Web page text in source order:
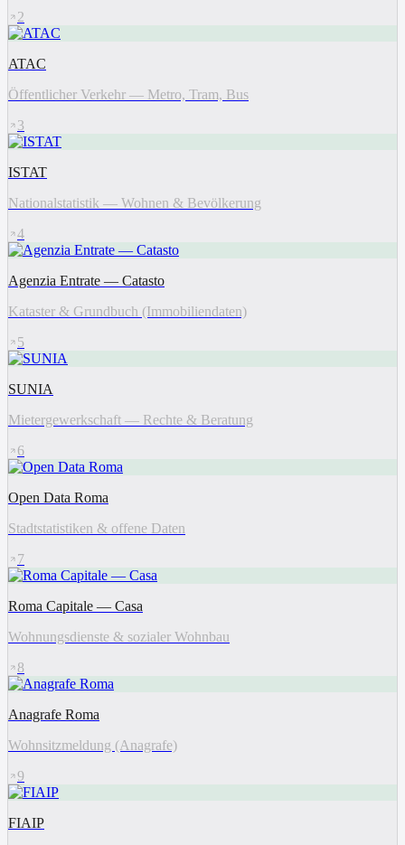
2
ATAC
Öffentlicher Verkehr — Metro, Tram, Bus
3
ISTAT
Nationalstatistik — Wohnen & Bevölkerung
4
Agenzia Entrate — Catasto
Kataster & Grundbuch (Immobiliendaten)
5
SUNIA
Mietergewerkschaft — Rechte & Beratung
6
Open Data Roma
Stadtstatistiken & offene Daten
7
Roma Capitale — Casa
Wohnungsdienste & sozialer Wohnbau
8
Anagrafe Roma
Wohnsitzmeldung (Anagrafe)
9
FIAIP